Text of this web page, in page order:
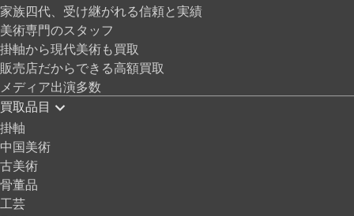
家族四代、受け継がれる信頼と実績
美術専門のスタッフ
掛軸から現代美術も買取
販売店だからできる高額買取
メディア出演多数
買取品目
掛軸
中国美術
古美術
骨董品
工芸